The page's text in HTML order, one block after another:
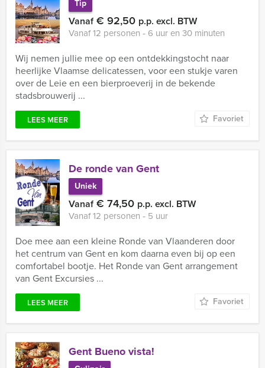
Tip
Vanaf€ 92,50 p.p. excl. BTW
Vanaf 12 personen ‐ 6 uur en 30 minuten
Wij nemen jullie mee op een ontdekkingstocht naar
heerlijke Vlaamse delicatessen, voor een stukje varen
over de Leie en een bierproeverij in de bekende
stadsbrouwerij ...
LEES MEER Favoriet
De ronde van Gent
Uniek
Vanaf€ 74,50 p.p. excl. BTW
Vanaf 12 personen ‐ 5 uur
Doe mee aan een kleine Ronde van Vlaanderen door
het centrum van Gent en kom daarna even bij op een
comfortabel bootje. Het Ronde van Gent arrangement
van Gent Excursies ...
LEES MEER Favoriet
Gent Bueno vista!